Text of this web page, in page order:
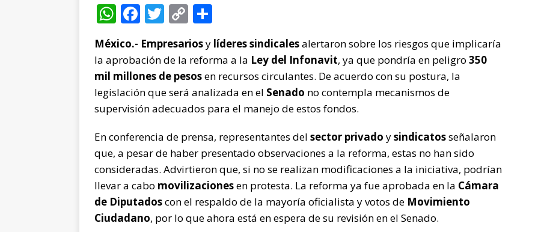
W
h
at
s
A
p
p
F
a
c
e
b
o
o
k
T
it
te
r
C
o
p
y
Li
n
k
o
m
p
ar
ti
r
México.- Empresariosy líderes sindicalesalertaron sobre los riesgos que implicaría
la aprobación de la reforma a la Ley del Infonavit, ya que pondría en peligro 350
mil millones de pesosen recursos circulantes. De acuerdo con su postura, la
legislación que será analizada en el Senado no contempla mecanismos de
supervisión adecuados para el manejo de estos fondos.
En conferencia de prensa, representantes del sector privado ysindicatosseñalaron
que, a pesar de haber presentado observaciones a la reforma, estas no han sido
consideradas. Advirtieron que, si no se realizan modificaciones a la iniciativa, podrían
llevar a cabo movilizacionesen protesta. La reforma ya fue aprobada en la Cámara
de Diputadoscon el respaldo de la mayoría oficialista y votos de Movimiento
Ciudadano, por lo que ahora está en espera de su revisión en el Senado.